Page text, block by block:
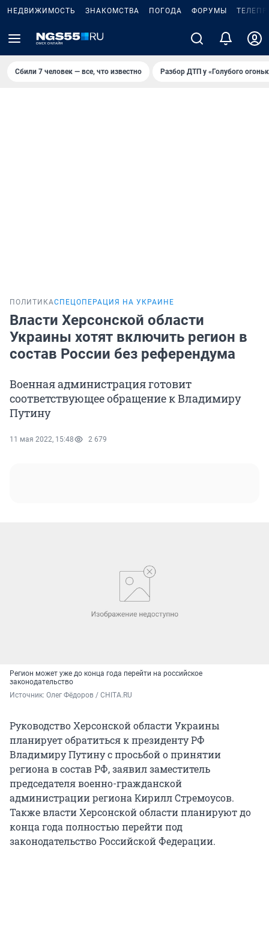
НЕДВИЖИМОСТЬ ЗНАКОМСТВА ПОГОДА ФОРУМЫ
Сбили 7 человек — все, что известно Разбор ДТП у «Голубого
ПОЛИТИКАСПЕЦОПЕРАЦИЯ НА УКРАИНЕ
Власти Херсонской области
Украины хотят включить регион в
состав России без референдума
Военная администрация готовит
соответствующее обращение к Владимиру
Путину
11 мая 2022, 15:48 2 679
Регион может уже до конца года перейти на российское
законодательство
Источник: Олег Фёдоров / CHITA.RU
Руководство Херсонской области Украины
планирует обратиться к президенту РФ
Владимиру Путину с просьбой о принятии
региона в состав РФ, заявил заместитель
председателя военно-гражданской
администрации региона Кирилл Стремоусов.
Также власти Херсонской области планируют до
конца года полностью перейти под
законодательство Российской Федерации.